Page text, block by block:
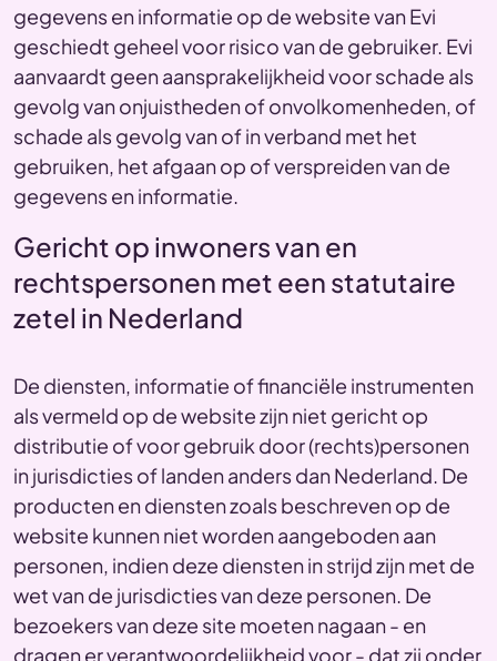
gegevens en informatie op de website van Evi
geschiedt geheel voor risico van de gebruiker. Evi
aanvaardt geen aansprakelijkheid voor schade als
gevolg van onjuistheden of onvolkomenheden, of
schade als gevolg van of in verband met het
gebruiken, het afgaan op of verspreiden van de
gegevens en informatie.
Gericht op inwoners van en
rechtspersonen met een statutaire
zetel in Nederland
De diensten, informatie of financiële instrumenten
als vermeld op de website zijn niet gericht op
distributie of voor gebruik door (rechts)personen
in jurisdicties of landen anders dan Nederland. De
producten en diensten zoals beschreven op de
website kunnen niet worden aangeboden aan
personen, indien deze diensten in strijd zijn met de
wet van de jurisdicties van deze personen. De
bezoekers van deze site moeten nagaan - en
dragen er verantwoordelijkheid voor - dat zij onder